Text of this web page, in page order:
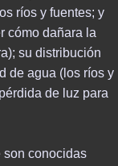
ríos y fuentes; y
cómo dañara la
su distribución
de agua (los ríos y
de luz para
conocidas